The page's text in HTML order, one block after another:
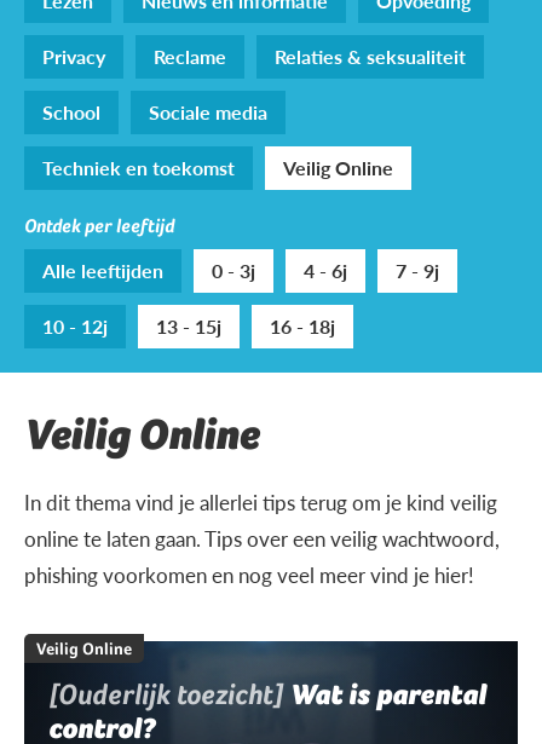
Privacy
Reclame
Relaties & seksualiteit
School
Sociale media
Techniek en toekomst
Veilig Online
Ontdek per leeftijd
Alle leeftijden 0 - 3j 4 - 6j
7 - 9j
10 - 12j
13 - 15j 16 - 18j
Veilig Online
In dit thema vind je allerlei tips terug om je kind veilig
online te laten gaan. Tips over een veilig wachtwoord,
phishing voorkomen en nog veel meer vind je hier!
Veilig Online
[Ouderlijk toezicht] Wat is parental
control?